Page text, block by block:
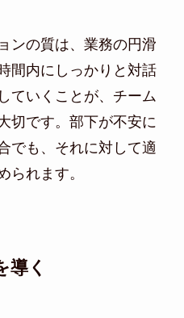
ンの質は、業務の円滑
間内にしっかりと対話
ていくことが、チーム
切です。部下が不安に
でも、それに対して適
られます。
導く